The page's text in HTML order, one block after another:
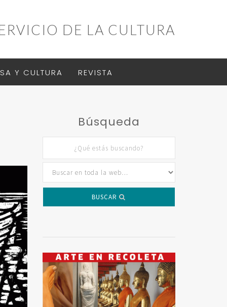
DE LA CULTURA
Y CULTURA REVISTA
Búsqueda
BUSCAR